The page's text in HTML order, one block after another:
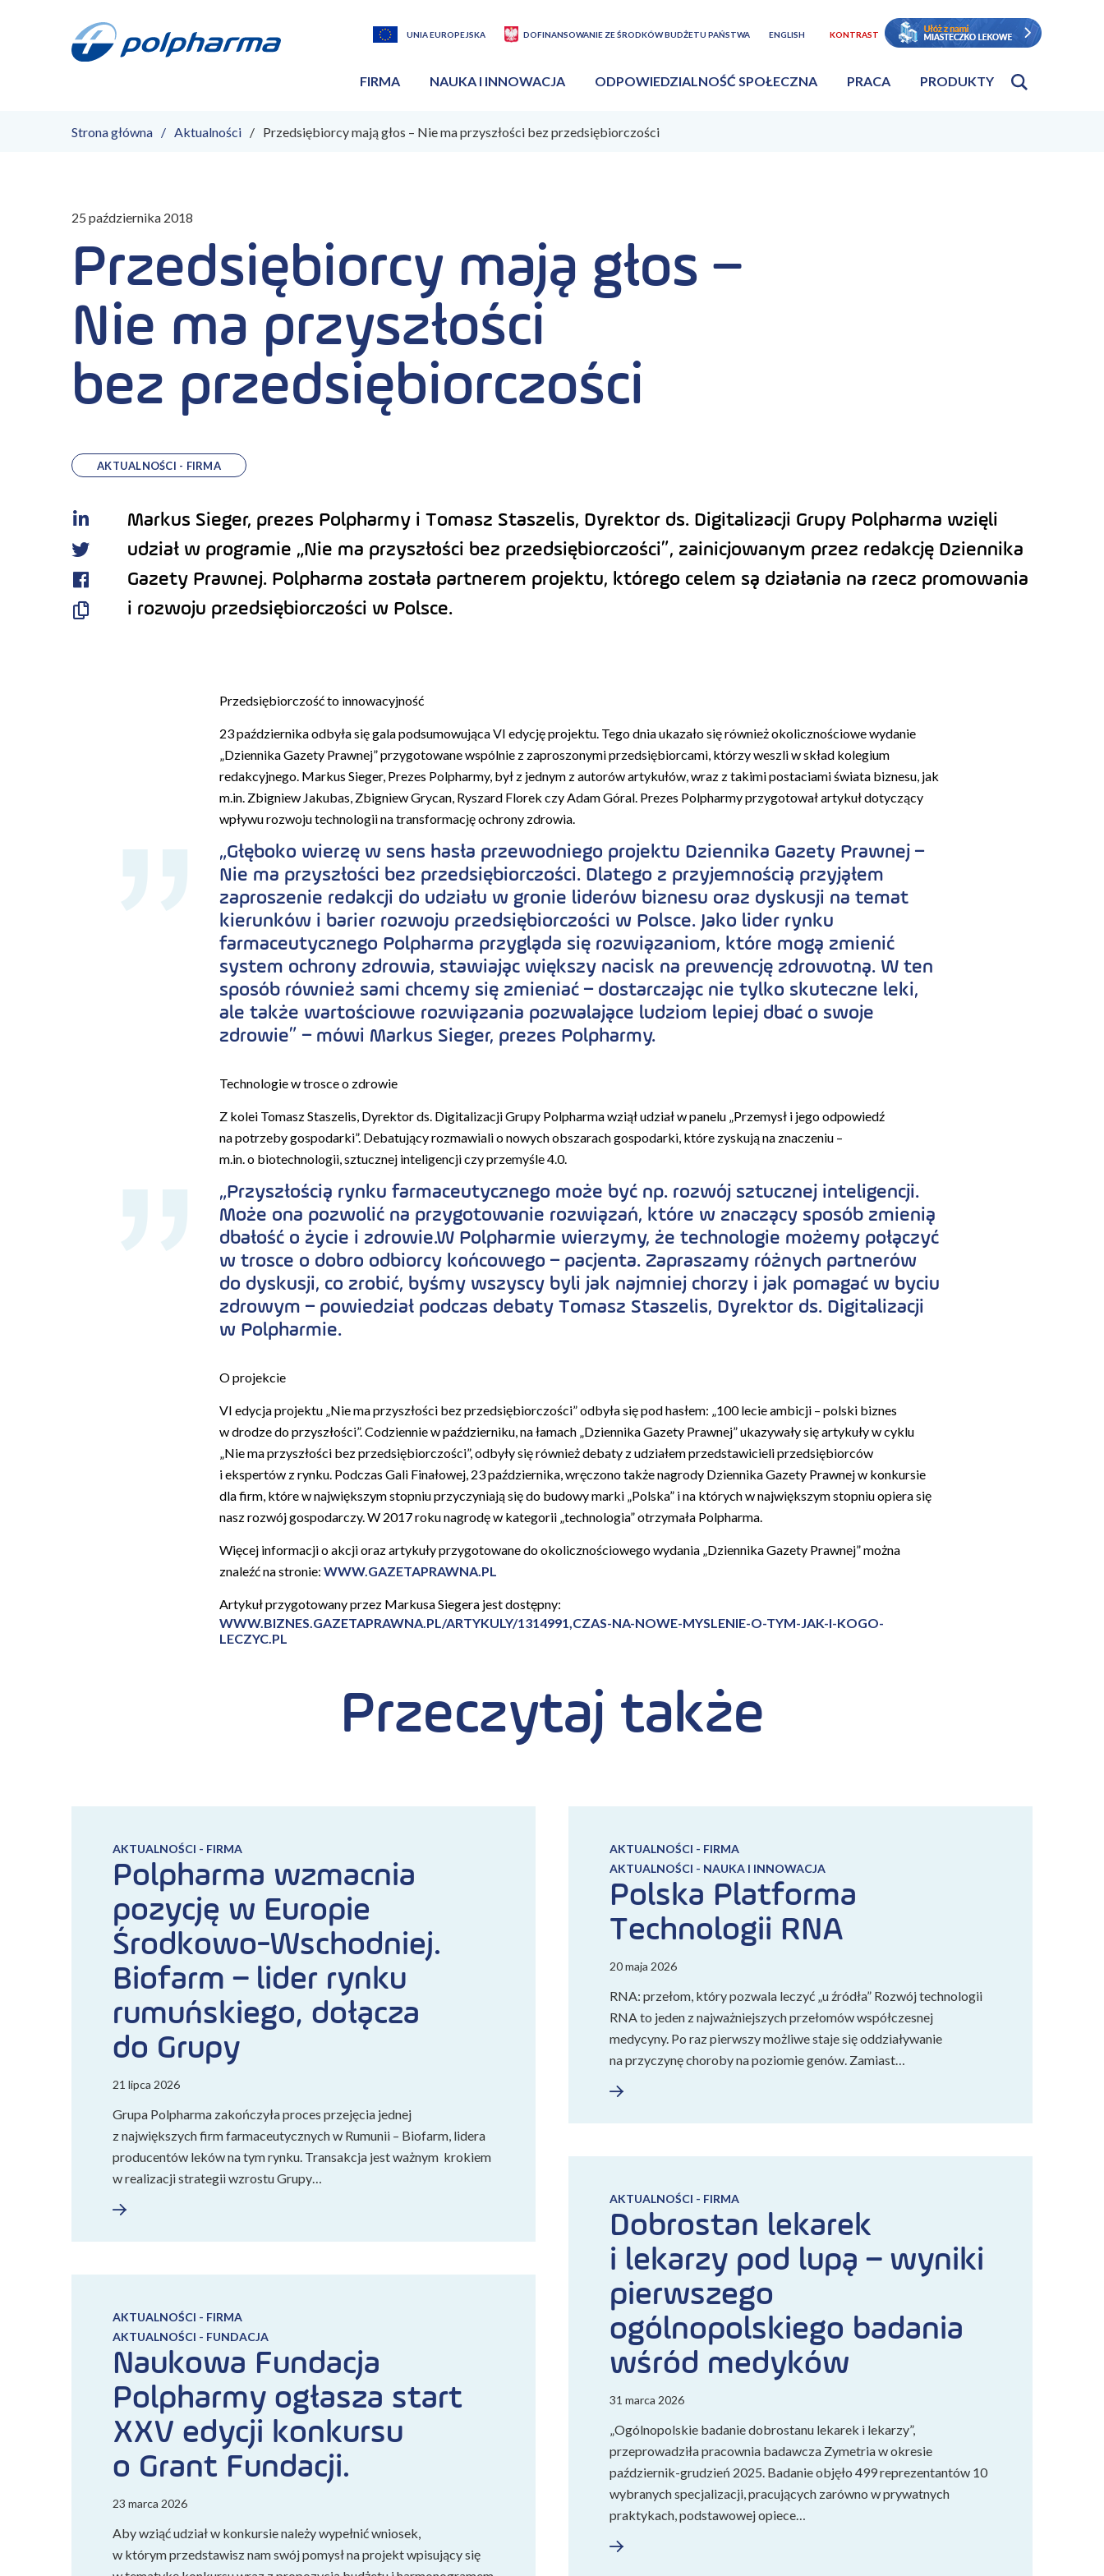
UNIA EUROPEJSKA DOFINANSOWANIE ZE ŚRODKÓW BUDŻETU PAŃSTWA ENGLISH KONTRAST
FIRMA NAUKA I INNOWACJA ODPOWIEDZIALNOŚĆ SPOŁECZNA PRACA PRODUKTY
Strona główna Aktualności Przedsiębiorcy mają głos – Nie ma przyszłości bez przedsiębiorczości
25 października 2018
Przedsiębiorcy mają głos –
Nie ma przyszłości
bez przedsiębiorczości
AKTUALNOŚCI - FIRMA
Markus Sieger, prezes Polpharmy i Tomasz Staszelis, Dyrektor ds. Digitalizacji Grupy Polpharma wzięli
udział w programie „Nie ma przyszłości bez przedsiębiorczości”, zainicjowanym przez redakcję Dziennika
Gazety Prawnej. Polpharma została partnerem projektu, którego celem są działania na rzecz promowania
i rozwoju przedsiębiorczości w Polsce.
Skopiuj
Przedsiębiorczość to innowacyjność
23 października odbyła się gala podsumowująca VI edycję projektu. Tego dnia ukazało się również okolicznościowe wydanie
„Dziennika Gazety Prawnej” przygotowane wspólnie z zaproszonymi przedsiębiorcami, którzy weszli w skład kolegium
redakcyjnego. Markus Sieger, Prezes Polpharmy, był z jednym z autorów artykułów, wraz z takimi postaciami świata biznesu, jak
m.in. Zbigniew Jakubas, Zbigniew Grycan, Ryszard Florek czy Adam Góral. Prezes Polpharmy przygotował artykuł dotyczący
wpływu rozwoju technologii na transformację ochrony zdrowia.
„Głęboko wierzę w sens hasła przewodniego projektu Dziennika Gazety Prawnej –
Nie ma przyszłości bez przedsiębiorczości. Dlatego z przyjemnością przyjąłem
zaproszenie redakcji do udziału w gronie liderów biznesu oraz dyskusji na temat
kierunków i barier rozwoju przedsiębiorczości w Polsce. Jako lider rynku
farmaceutycznego Polpharma przygląda się rozwiązaniom, które mogą zmienić
system ochrony zdrowia, stawiając większy nacisk na prewencję zdrowotną. W ten
sposób również sami chcemy się zmieniać – dostarczając nie tylko skuteczne leki,
ale także wartościowe rozwiązania pozwalające ludziom lepiej dbać o swoje
zdrowie” – mówi Markus Sieger, prezes Polpharmy.
Technologie w trosce o zdrowie
Z kolei Tomasz Staszelis, Dyrektor ds. Digitalizacji Grupy Polpharma wziął udział w panelu „Przemysł i jego odpowiedź
na potrzeby gospodarki”. Debatujący rozmawiali o nowych obszarach gospodarki, które zyskują na znaczeniu –
m.in. o biotechnologii, sztucznej inteligencji czy przemyśle 4.0.
„Przyszłością rynku farmaceutycznego może być np. rozwój sztucznej inteligencji.
Może ona pozwolić na przygotowanie rozwiązań, które w znaczący sposób zmienią
dbałość o życie i zdrowie.W Polpharmie wierzymy, że technologie możemy połączyć
w trosce o dobro odbiorcy końcowego – pacjenta. Zapraszamy różnych partnerów
do dyskusji, co zrobić, byśmy wszyscy byli jak najmniej chorzy i jak pomagać w byciu
zdrowym – powiedział podczas debaty Tomasz Staszelis, Dyrektor ds. Digitalizacji
w Polpharmie.
O projekcie
VI edycja projektu „Nie ma przyszłości bez przedsiębiorczości” odbyła się pod hasłem: „100 lecie ambicji – polski biznes
w drodze do przyszłości”. Codziennie w październiku, na łamach „Dziennika Gazety Prawnej” ukazywały się artykuły w cyklu
„Nie ma przyszłości bez przedsiębiorczości”, odbyły się również debaty z udziałem przedstawicieli przedsiębiorców
i ekspertów z rynku. Podczas Gali Finałowej, 23 października, wręczono także nagrody Dziennika Gazety Prawnej w konkursie
dla firm, które w największym stopniu przyczyniają się do budowy marki „Polska” i na których w największym stopniu opiera się
nasz rozwój gospodarczy. W 2017 roku nagrodę w kategorii „technologia” otrzymała Polpharma.
Więcej informacji o akcji oraz artykuły przygotowane do okolicznościowego wydania „Dziennika Gazety Prawnej” można
znaleźć na stronie: WWW.GAZETAPRAWNA.PL
Artykuł przygotowany przez Markusa Siegera jest dostępny:
WWW.BIZNES.GAZETAPRAWNA.PL/ARTYKULY/1314991,CZAS-NA-NOWE-MYSLENIE-O-TYM-JAK-I-KOGO-
LECZYC.PL
Przeczytaj także
AKTUALNOŚCI - FIRMA
Polpharma wzmacnia
pozycję w Europie
Środkowo-Wschodniej.
Biofarm – lider rynku
rumuńskiego, dołącza
do Grupy
21 lipca 2026
Grupa Polpharma zakończyła proces przejęcia jednej
z największych firm farmaceutycznych w Rumunii – Biofarm, lidera
producentów leków na tym rynku. Transakcja jest ważnym krokiem
w realizacji strategii wzrostu Grupy…
AKTUALNOŚCI - FIRMA
AKTUALNOŚCI - NAUKA I INNOWACJA
Polska Platforma
Technologii RNA
20 maja 2026
RNA: przełom, który pozwala leczyć „u źródła” Rozwój technologii
RNA to jeden z najważniejszych przełomów współczesnej
medycyny. Po raz pierwszy możliwe staje się oddziaływanie
na przyczynę choroby na poziomie genów. Zamiast…
AKTUALNOŚCI - FIRMA
Dobrostan lekarek
i lekarzy pod lupą – wyniki
pierwszego
ogólnopolskiego badania
wśród medyków
31 marca 2026
„Ogólnopolskie badanie dobrostanu lekarek i lekarzy”,
przeprowadziła pracownia badawcza Zymetria w okresie
październik-grudzień 2025. Badanie objęło 499 reprezentantów 10
wybranych specjalizacji, pracujących zarówno w prywatnych
praktykach, podstawowej opiece…
AKTUALNOŚCI - FIRMA
AKTUALNOŚCI - FUNDACJA
Naukowa Fundacja
Polpharmy ogłasza start
XXV edycji konkursu
o Grant Fundacji.
23 marca 2026
Aby wziąć udział w konkursie należy wypełnić wniosek,
w którym przedstawisz nam swój pomysł na projekt wpisujący się